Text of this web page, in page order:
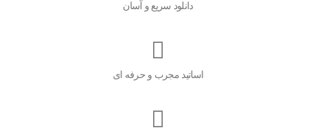
دانلود سریع و آسان
اساتید مجرب و حرفه ای